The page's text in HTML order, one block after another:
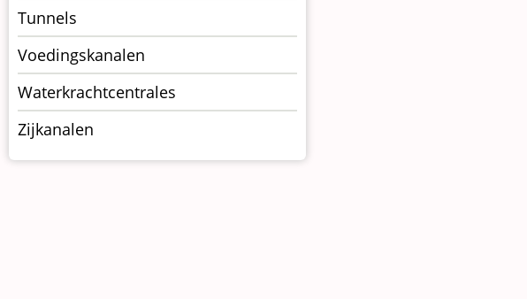
Tunnels
Voedingskanalen
Waterkrachtcentrales
Zijkanalen